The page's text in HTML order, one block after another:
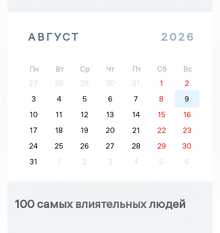
АВГУСТ 2026
Пн Вт Ср Чт Пт Сб
Вс
27
28 29 30 31 1
2
3
4 5 6 7 8
9
10
11 12 13 14 15
16
17
18 19 20 21 22
23
24
25 26 27 28 29
30
31
1 2 3 4 5 6
100 самых влиятельных людей